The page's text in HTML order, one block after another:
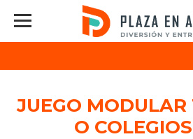
JUEGO
O